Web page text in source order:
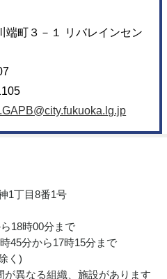
端町３－１ リバレインセン
1丁目8番1号
18時00分まで
45分から17時15分まで
く)
異なる組織、施設があります